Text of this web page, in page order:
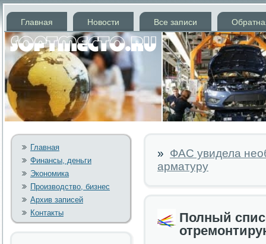
Главная Новости Все записи
Главная
Финансы, деньги
Экономика
Производство, бизнес
Архив записей
Контакты
» ФАС увидела
арматуру
Полный